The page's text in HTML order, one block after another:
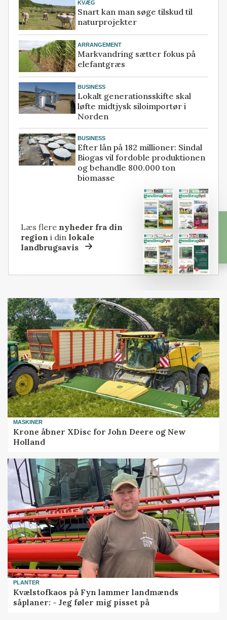
KVÆG
Snart kan man søge tilskud til
naturprojekter
ARRANGEMENT
Markvandring sætter fokus på
elefantgræs
BUSINESS
Lokalt generationsskifte skal
løfte midtjysk siloimportør i
Norden
BUSINESS
Efter lån på 182 millioner: Sindal
Biogas vil fordoble produktionen
og behandle 800.000 ton
biomasse
Læs flere nyheder fra din
region i dinlokale
landbrugsavis
MASKINER
Krone åbner XDisc for John Deere og New
Holland
PLANTER
Kvælstofkaos på Fyn lammer landmænds
såplaner: - Jeg føler mig pisset på